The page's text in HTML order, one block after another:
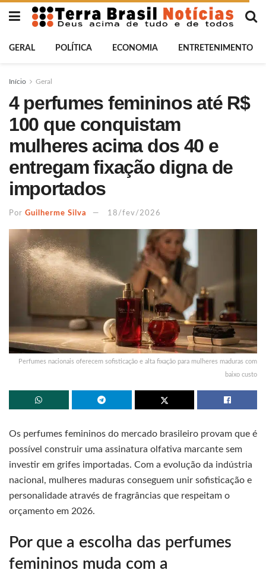
GERAL POLÍTICA ECONOMIA ENTRETENIMENTO
Início Geral
4 perfumes femininos até R$
100 que conquistam
mulheres acima dos 40 e
entregam fixação digna de
importados
Por Guilherme Silva 18/fev/2026
Perfumes nacionais oferecem sofisticação e alta fixação para mulheres maduras com
baixo custo
Os perfumes femininos do mercado brasileiro provam que é
possível construir uma assinatura olfativa marcante sem
investir em grifes importadas. Com a evolução da indústria
nacional, mulheres maduras conseguem unir sofisticação e
personalidade através de fragrâncias que respeitam o
orçamento em 2026.
Por que a escolha das perfumes
femininos muda com a